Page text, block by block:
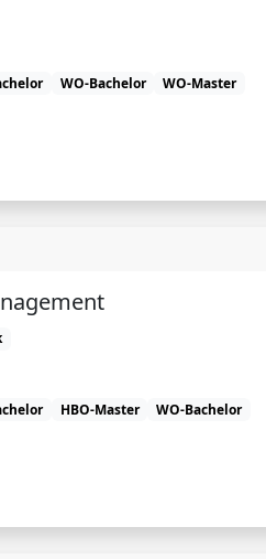
WO-Bachelor
WO-Master
HBO-Master
WO-Bachelor